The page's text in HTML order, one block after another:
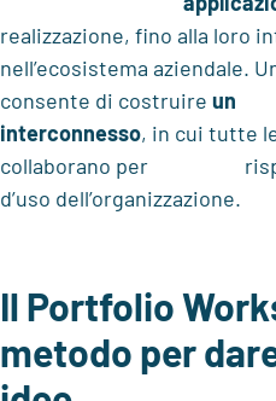
realizzazione, fino
nell’ecosistema aziendale.
consente di costruire un
interconnesso, in cui tutte
collaborano per
d’uso dell’organizzazione.
Il Portfolio
metodo per